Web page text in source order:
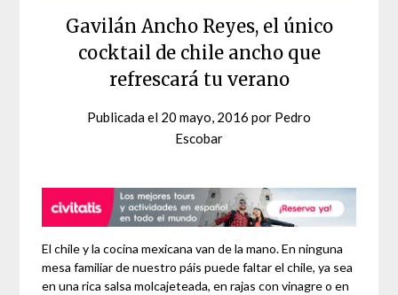
Gavilán Ancho Reyes, el único
cocktail de chile ancho que
refrescará tu verano
Publicada el 20 mayo, 2016 por Pedro
Escobar
El chile y la cocina mexicana van de la mano. En ninguna
mesa familiar de nuestro páis puede faltar el chile, ya sea
en una rica salsa molcajeteada, en rajas con vinagre o en